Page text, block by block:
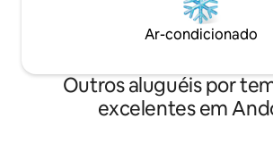
Ar-condicionado
Outros aluguéis por
excelentes em